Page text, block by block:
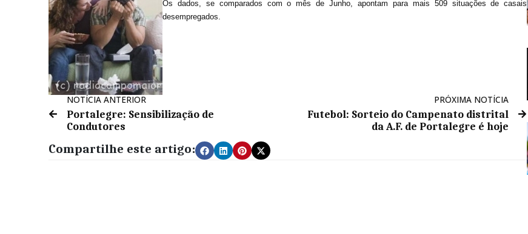
Os dados, se comparados com o mês de Junho, apontam para mais 509 situações de casais
desempregados.
NOTÍCIA ANTERIOR
Portalegre: Sensibilização de
Condutores
PRÓXIMA NOTÍCIA
Futebol: Sorteio do Campenato distrital
da A.F. de Portalegre é hoje
Compartilhe este artigo: